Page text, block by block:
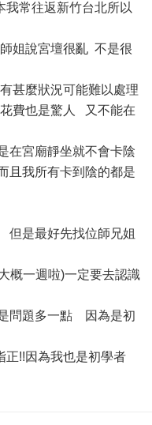
常往返新竹台北所以
姐說宮壇很亂 不是很
甚麼狀況可能難以處理
費也是驚人 又不能在
在宮廟靜坐就不會卡陰
且我所有卡到陰的都是
但是最好先找位師兄姐
概一週啦)一定要去認識
問題多一點 因為是初
!!因為我也是初學者